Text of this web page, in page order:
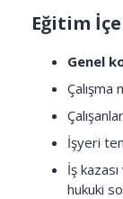
Eğitim
Genel
Çalışma
İşyeri
İş
hukuki